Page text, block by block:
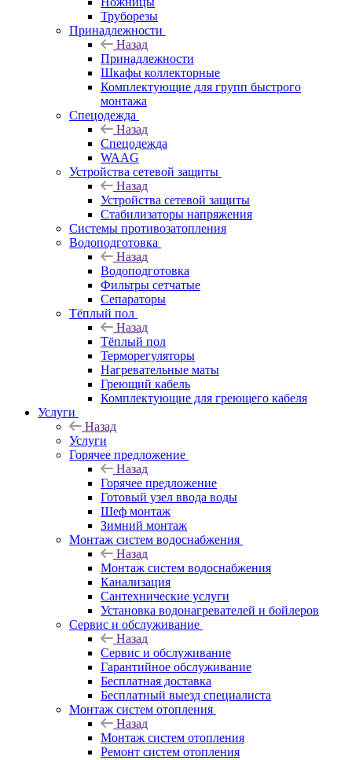
Труборезы
Принадлежности
Назад
Принадлежности
Шкафы коллекторные
Комплектующие для групп быстрого
монтажа
Спецодежда
Назад
Спецодежда
WAAG
Устройства сетевой защиты
Назад
Устройства сетевой защиты
Стабилизаторы напряжения
Системы противозатопления
Водоподготовка
Назад
Водоподготовка
Фильтры сетчатые
Сепараторы
Тёплый пол
Назад
Тёплый пол
Терморегуляторы
Нагревательные маты
Греющий кабель
Комплектующие для греющего кабеля
Услуги
Назад
Услуги
Горячее предложение
Назад
Горячее предложение
Готовый узел ввода воды
Шеф монтаж
Зимний монтаж
Монтаж систем водоснабжения
Назад
Монтаж систем водоснабжения
Канализация
Сантехнические услуги
Установка водонагревателей и бойлеров
Сервис и обслуживание
Назад
Сервис и обслуживание
Гарантийное обслуживание
Бесплатная доставка
Бесплатный выезд специалиста
Монтаж систем отопления
Назад
Монтаж систем отопления
Ремонт систем отопления